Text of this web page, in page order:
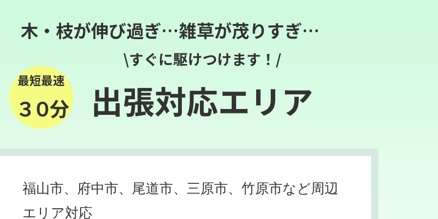
木・枝が伸び過ぎ…雑草が茂りすぎ…
最短最速
３０分
\すぐに駆けつけます！/
出張対応エリア
福山市、府中市、尾道市、三原市、竹原市など周辺
エリア対応